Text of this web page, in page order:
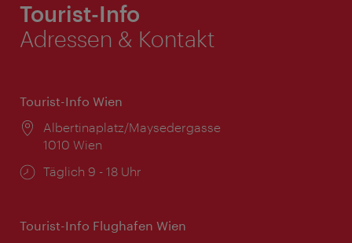
Tourist-Info
Adressen & Kontakt
Tourist-Info Wien
Ort:
Albertinaplatz/Maysedergasse
1010 Wien
Öffnungszeiten:
Täglich 9 - 18 Uhr
Tourist-Info Flughafen Wien